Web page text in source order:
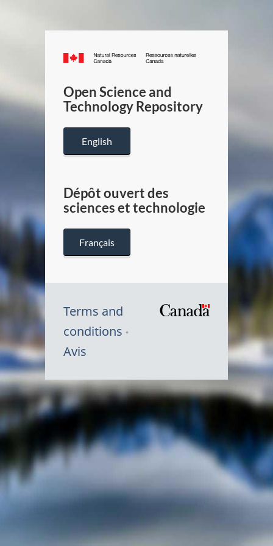
Canada.ca
/
Canada
Open Science and
Technology Repository
English
Dépôt ouvert des
sciences et technologie
Français
Terms and
conditions
Avis
Symbole
du
Canada